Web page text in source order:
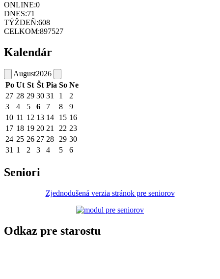
ONLINE:0
DNES:71
TÝŽDEŇ:608
CELKOM:897527
Kalendár
August2026
Po Ut St Št Pia So Ne
27 28 29 30 31 1
2
3
4 5 6 7 8
9
10 11 12 13 14 15 16
17 18 19 20 21 22 23
24 25 26 27 28 29 30
31 1 2 3 4 5 6
Seniori
Zjednodušená verzia stránok pre seniorov
Odkaz pre starostu